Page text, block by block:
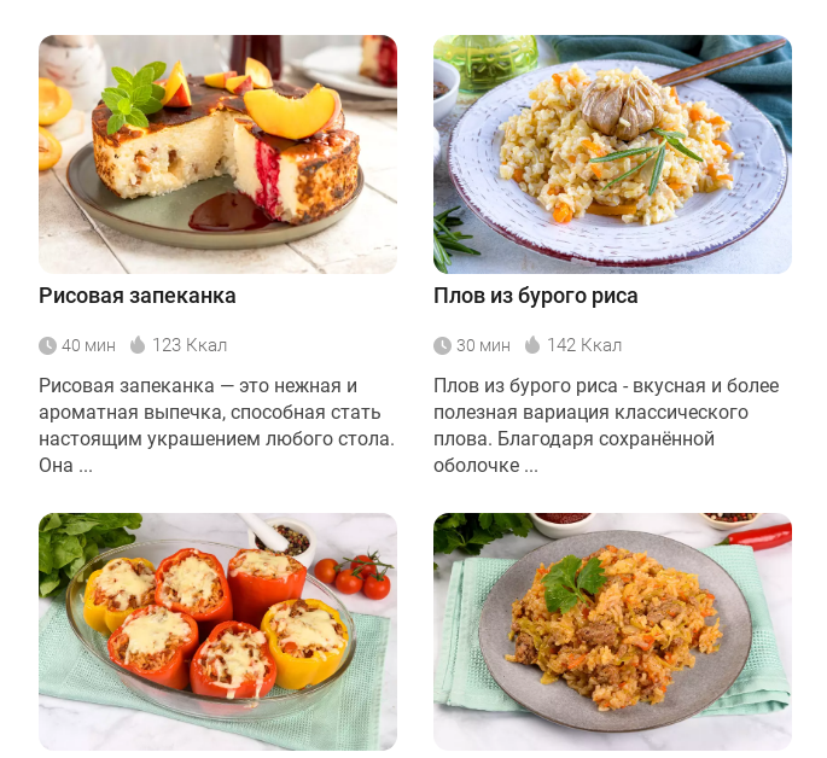
Рисовая запеканка
40 мин 123 Ккал
Рисовая запеканка — это нежная и
ароматная выпечка, способная стать
настоящим украшением любого стола.
Она ...
Плов из бурого риса
30 мин 142 Ккал
Плов из бурого риса - вкусная и более
полезная вариация классического
плова. Благодаря сохранённой
оболочке ...